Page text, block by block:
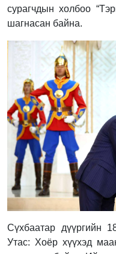
сурагчдын холбоо
шагнасан байна.
Сүхбаатар дүүргийн
Утас: Хоёр хүүхэд